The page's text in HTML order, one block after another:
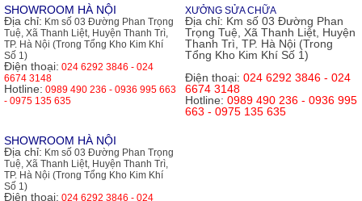
SHOWROOM HÀ NỘI
Địa chỉ: Km số 03 Đường Phan Trọng
Tuệ, Xã Thanh Liệt, Huyện Thanh Trì,
TP. Hà Nội (Trong Tổng Kho Kim Khí
Số 1)
Điện thoại: 024 6292 3846 - 024
6674 3148
Hotline: 0989 490 236 - 0936 995 663
- 0975 135 635
XƯỞNG SỬA CHỮA
Địa chỉ: Km số 03 Đường Phan
Trọng Tuệ, Xã Thanh Liệt, Huyện
Thanh Trì, TP. Hà Nội (Trong
Tổng Kho Kim Khí Số 1)
Điện thoại: 024 6292 3846 - 024
6674 3148
Hotline: 0989 490 236 - 0936 995
663 - 0975 135 635
SHOWROOM HÀ NỘI
Địa chỉ: Km số 03 Đường Phan Trọng
Tuệ, Xã Thanh Liệt, Huyện Thanh Trì,
TP. Hà Nội (Trong Tổng Kho Kim Khí
Số 1)
Điện thoại: 024 6292 3846 - 024